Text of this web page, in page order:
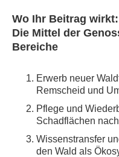
Wo Ihr Beitrag wirkt:
Die Mittel der
Bereiche
Erwerb neuer
Remscheid und
Pflege und
Schadflächen
Wissenstransfer
den Wald als